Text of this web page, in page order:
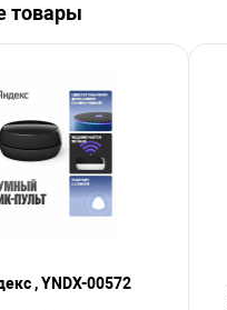
товары
, YNDX-00572